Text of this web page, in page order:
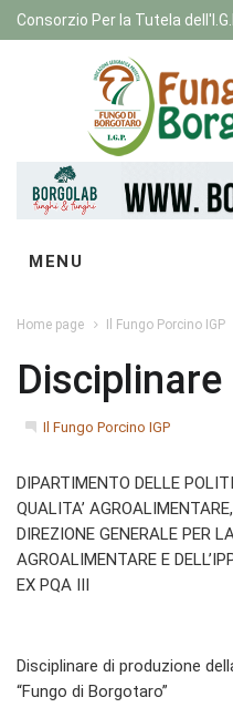
Consorzio Per la Tutela
MENU
Home page Il Fungo Porcino IGP
Disciplinare
Il Fungo Porcino IGP
DIPARTIMENTO DELLE
QUALITA’
DIREZIONE GENERALE PER
AGROALIMENTARE E
EX PQA III
Disciplinare di produzione
“Fungo di Borgotaro”